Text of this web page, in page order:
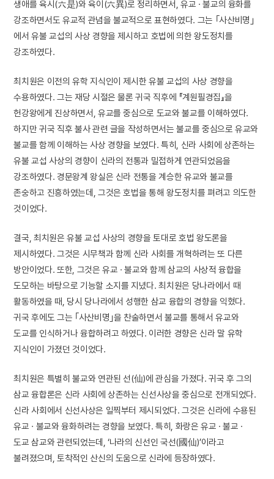
생애를 육시(六是)와 육이(六異)로 정리하면서, 유교 · 불교의 융화를
강조하면서도 유교적 관념을 불교적으로 표현하였다. 그는 ｢사산비명｣
에서 유불 교섭의 사상 경향을 제시하고 호법에 의한 왕도정치를
강조하였다.
최치원은 이전의 유학 지식인이 제시한 유불 교섭의 사상 경향을
수용하였다. 그는 재당 시절은 물론 귀국 직후에 『계원필경집』을
헌강왕에게 진상하면서, 유교를 중심으로 도교와 불교를 이해하였다.
하지만 귀국 직후 불사 관련 글을 작성하면서는 불교를 중심으로 유교와
불교를 함께 이해하는 사상 경향을 보였다. 특히, 신라 사회에 상존하는
유불 교섭 사상의 경향이 신라의 전통과 밀접하게 연관되었음을
강조하였다. 경문왕계 왕실은 신라 전통을 계승한 유교와 불교를
존숭하고 진흥하였는데, 그것은 호법을 통해 왕도정치를 펴려고 의도한
것이었다.
결국, 최치원은 유불 교섭 사상의 경향을 토대로 호법 왕도론을
제시하였다. 그것은 시무책과 함께 신라 사회를 개혁하려는 또 다른
방안이었다. 또한, 그것은 유교 · 불교와 함께 삼교의 사상적 융합을
도모하는 바탕으로 기능할 소지를 지녔다. 최치원은 당나라에서 때
활동하였을 때, 당시 당나라에서 성행한 삼교 융합의 경향을 익혔다.
귀국 후에도 그는 ｢사산비명｣을 찬술하면서 불교를 통해서 유교와
도교를 인식하거나 융합하려고 하였다. 이러한 경향은 신라 말 유학
지식인이 가졌던 것이었다.
최치원은 특별히 불교와 연관된 선(仙)에 관심을 가졌다. 귀국 후 그의
삼교 융합론은 신라 사회에 상존하는 신선사상을 중심으로 전개되었다.
신라 사회에서 신선사상은 일찍부터 제시되었다. 그것은 신라에 수용된
유교 · 불교와 융화하려는 경향을 보였다. 특히, 화랑은 유교 · 불교 ·
도교 삼교와 관련되었는데, ‘나라의 신선인 국선(國仙)’이라고
불려졌으며, 토착적인 산신의 도움으로 신라에 등장하였다.